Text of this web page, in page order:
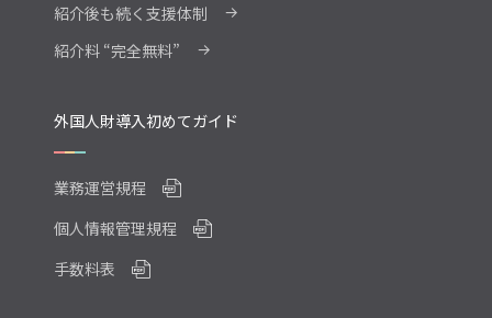
紹介後も続く支援体制 →
紹介料 “完全無料” →
外国人財導入初めてガイド
業務運営規程
個人情報管理規程
手数料表